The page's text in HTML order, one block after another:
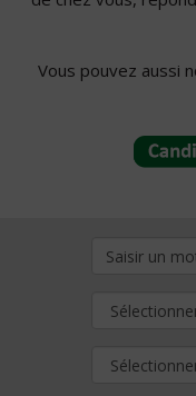
Vous pouvez aussi